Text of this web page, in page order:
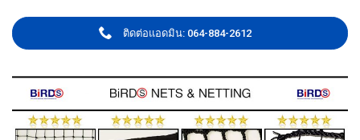
ติดต่อแอดมิน: 064-884-2612